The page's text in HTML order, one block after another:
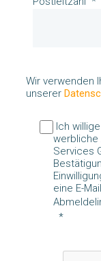
Wir verwenden
unserer
Ich
werbliche
Services
eine E-